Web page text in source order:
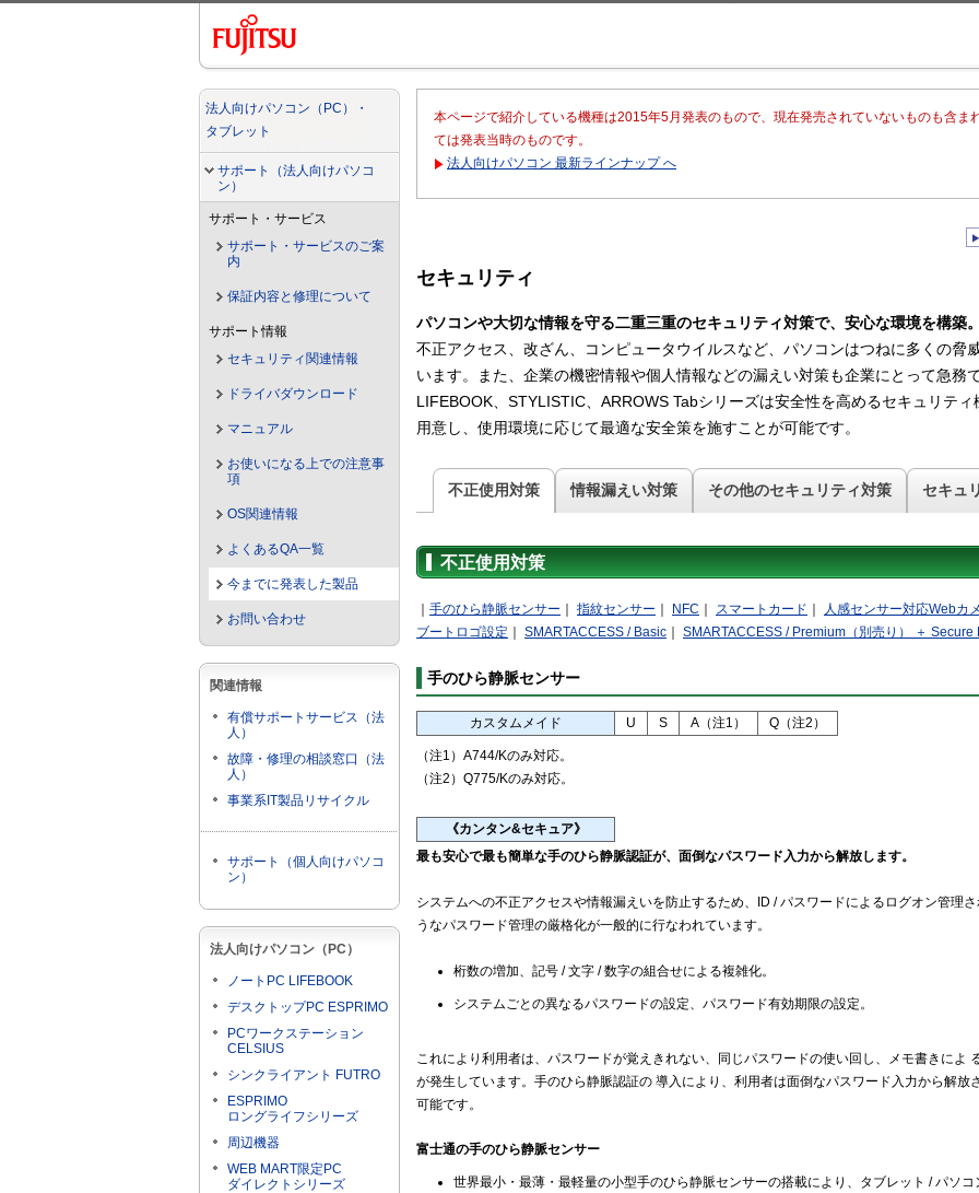
法人向けパソコン（PC）・
タブレット
サポート（法人向けパソコ
ン）
サポート・サービス
サポート・サービスのご案
内
保証内容と修理について
サポート情報
セキュリティ関連情報
ドライバダウンロード
マニュアル
お使いになる上での注意事
項
OS関連情報
よくあるQA一覧
今までに発表した製品
お問い合わせ
関連情報
有償サポートサービス（法
人）
故障・修理の相談窓口（法
人）
事業系IT製品リサイクル
サポート（個人向けパソコ
ン）
法人向けパソコン（PC）
ノートPC LIFEBOOK
デスクトップPC ESPRIMO
PCワークステーション
CELSIUS
シンクライアント FUTRO
ESPRIMO
ロングライフシリーズ
周辺機器
WEB MART限定PC
ダイレクトシリーズ
本ページで紹介している機種は2015年5月発表のもので、現在発売されていないものも含ま
ては発表当時のものです。
法人向けパソコン 最新ラインナップ へ
セキュリティ
パソコンや大切な情報を守る二重三重のセキュリティ対策で、安心な環境を構築
不正アクセス、改ざん、コンピュータウイルスなど、パソコンはつねに多くの脅
います。また、企業の機密情報や個人情報などの漏えい対策も企業にとって急務
LIFEBOOK、STYLISTIC、ARROWS Tabシリーズは安全性を高めるセキュリテ
用意し、使用環境に応じて最適な安全策を施すことが可能です。
不正使用対策 情報漏えい対策 その他のセキュリティ対策 セキュ
不正使用対策
｜ 手のひら静脈センサー ｜ 指紋センサー ｜ NFC ｜ スマートカード ｜
人感センサー対応Webカ
ブートロゴ設定 ｜ SMARTACCESS / Basic ｜ SMARTACCESS / Premium（別売り） ＋
手のひら静脈センサー
カスタムメイド U S A（注1） Q（注2）
（注1）A744/Kのみ対応。
（注2）Q775/Kのみ対応。
《カンタン&セキュア》
最も安心で最も簡単な手のひら静脈認証が、面倒なパスワード入力から解放します。
システムへの不正アクセスや情報漏えいを防止するため、ID / パスワードによるログオン管理
うなパスワード管理の厳格化が一般的に行なわれています。
桁数の増加、記号 / 文字 / 数字の組合せによる複雑化。
システムごとの異なるパスワードの設定、パスワード有効期限の設定。
これにより利用者は、パスワードが覚えきれない、同じパスワードの使い回し、メモ書きによ
が発生しています。手のひら静脈認証の 導入により、利用者は面倒なパスワード入力から解
可能です。
富士通の手のひら静脈センサー
世界最小・最薄・最軽量の小型手のひら静脈センサーの搭載により、タブレット / パソ